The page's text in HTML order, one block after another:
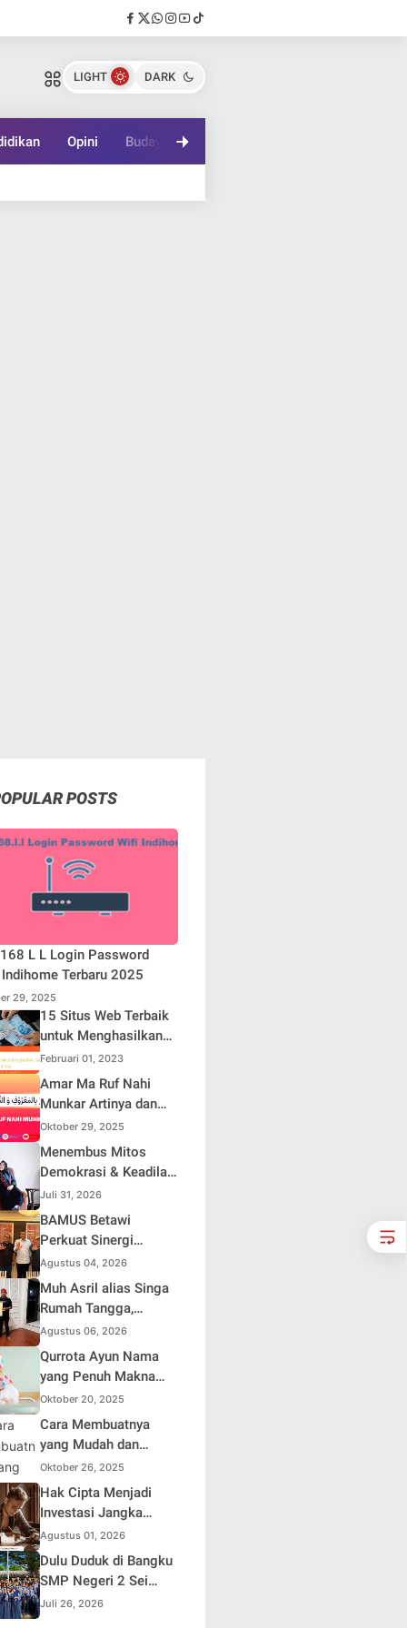
LIGHT DARK
Opini Budaya
POSTS
L L Login Password
Terbaru 2025
29, 2025
15 Situs Web Terbaik
untuk Menghasilkan
Uang Online
Februari 01, 2023
Amar Ma Ruf Nahi
Munkar Artinya dan
Maknanya dalam
Islam
Oktober 29, 2025
Menembus Mitos
Demokrasi & Keadilan
Sosial: Adv. Fara
Fariha Rodliyana
Soroti Distorsi
Simpati Publik dan
Aksi Main Hakim
Sendiri
Juli 31, 2026
BAMUS Betawi
Perkuat Sinergi
dengan Polda Metro
Jaya, Tegaskan
Komitmen Menjaga
Jakarta Aman, Damai,
dan Kondusif Jelang
HUT ke-81 Republik
Indonesia
Agustus 04, 2026
Muh Asril alias Singa
Rumah Tangga,
Kreator Kocak yang
Jago Bikin Kisah
Suami Takut Istri Jadi
Hiburan
Agustus 06, 2026
Qurrota Ayun Nama
yang Penuh Makna
dalam Kehidupan
Muslim Indonesia
Oktober 20, 2025
Cara Membuatnya
yang Mudah dan
Efisien untuk Pemula
Oktober 26, 2025
Hak Cipta Menjadi
Investasi Jangka
Panjang bagi Penulis
Buku
Agustus 01, 2026
Dulu Duduk di Bangku
SMP Negeri 2 Sei
Rampah, Kini Penulis
Juli 26, 2026